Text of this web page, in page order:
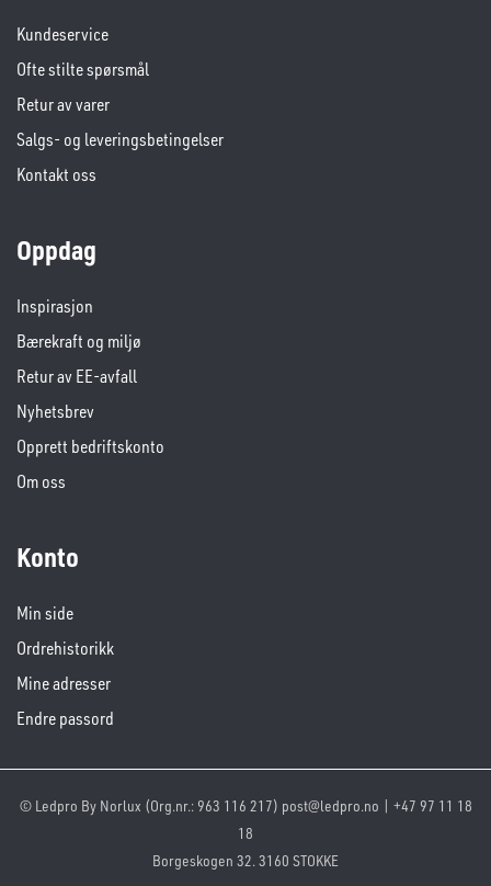
Kundeservice
Ofte stilte spørsmål
Retur av varer
Salgs- og leveringsbetingelser
Kontakt oss
Oppdag
Inspirasjon
Bærekraft og miljø
Retur av EE-avfall
Nyhetsbrev
Opprett bedriftskonto
Om oss
Konto
Min side
Ordrehistorikk
Mine adresser
Endre passord
© Ledpro By Norlux (Org.nr.: 963 116 217) post@ledpro.no | +47 97 11 18
18
Borgeskogen 32. 3160 STOKKE